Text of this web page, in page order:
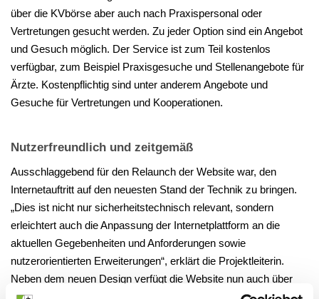
über die KVbörse aber auch nach Praxispersonal oder
Vertretungen gesucht werden. Zu jeder Option sind ein Angebot
und Gesuch möglich. Der Service ist zum Teil kostenlos
verfügbar, zum Beispiel Praxisgesuche und Stellenangebote für
Ärzte. Kostenpflichtig sind unter anderem Angebote und
Gesuche für Vertretungen und Kooperationen.
Nutzerfreundlich und zeitgemäß
Ausschlaggebend für den Relaunch der Website war, den
Internetauftritt auf den neuesten Stand der Technik zu bringen.
„Dies ist nicht nur sicherheitstechnisch relevant, sondern
erleichtert auch die Anpassung der Internetplattform an die
aktuellen Gegebenheiten und Anforderungen sowie
nutzerorientierten Erweiterungen“, erklärt die Projektleiterin.
Neben dem neuen Design verfügt die Website nun auch über
zeitgemäße Funktionen einer Anzeigenplattform: Im internen